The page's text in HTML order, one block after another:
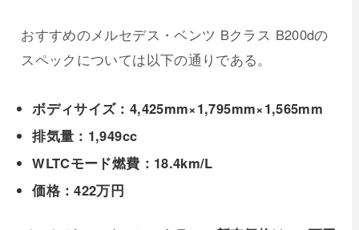
おすすめのメルセデス・ベンツ Bクラス B200dの
スペックについては以下の通りである。
ボディサイズ：4,425mm×1,795mm×1,565mm
排気量：1,949cc
WLTCモード燃費：18.4km/L
価格：422万円